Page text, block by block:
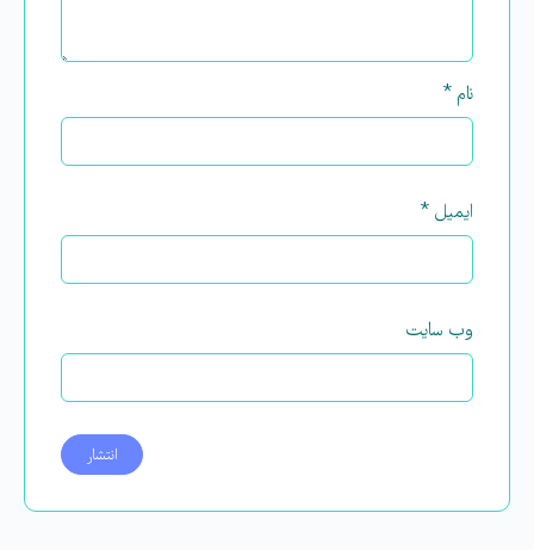
نام *
ایمیل *
وب‌ سایت